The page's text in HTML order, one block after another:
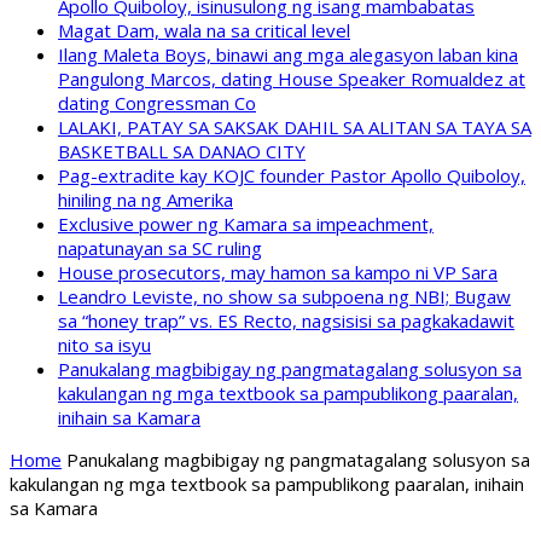
Apollo Quiboloy, isinusulong ng isang mambabatas
Magat Dam, wala na sa critical level
Ilang Maleta Boys, binawi ang mga alegasyon laban kina
Pangulong Marcos, dating House Speaker Romualdez at
dating Congressman Co
LALAKI, PATAY SA SAKSAK DAHIL SA ALITAN SA TAYA SA
BASKETBALL SA DANAO CITY
Pag-extradite kay KOJC founder Pastor Apollo Quiboloy,
hiniling na ng Amerika
Exclusive power ng Kamara sa impeachment,
napatunayan sa SC ruling
House prosecutors, may hamon sa kampo ni VP Sara
Leandro Leviste, no show sa subpoena ng NBI; Bugaw
sa “honey trap” vs. ES Recto, nagsisisi sa pagkakadawit
nito sa isyu
Panukalang magbibigay ng pangmatagalang solusyon sa
kakulangan ng mga textbook sa pampublikong paaralan,
inihain sa Kamara
Home Panukalang magbibigay ng pangmatagalang solusyon sa
kakulangan ng mga textbook sa pampublikong paaralan, inihain
sa Kamara